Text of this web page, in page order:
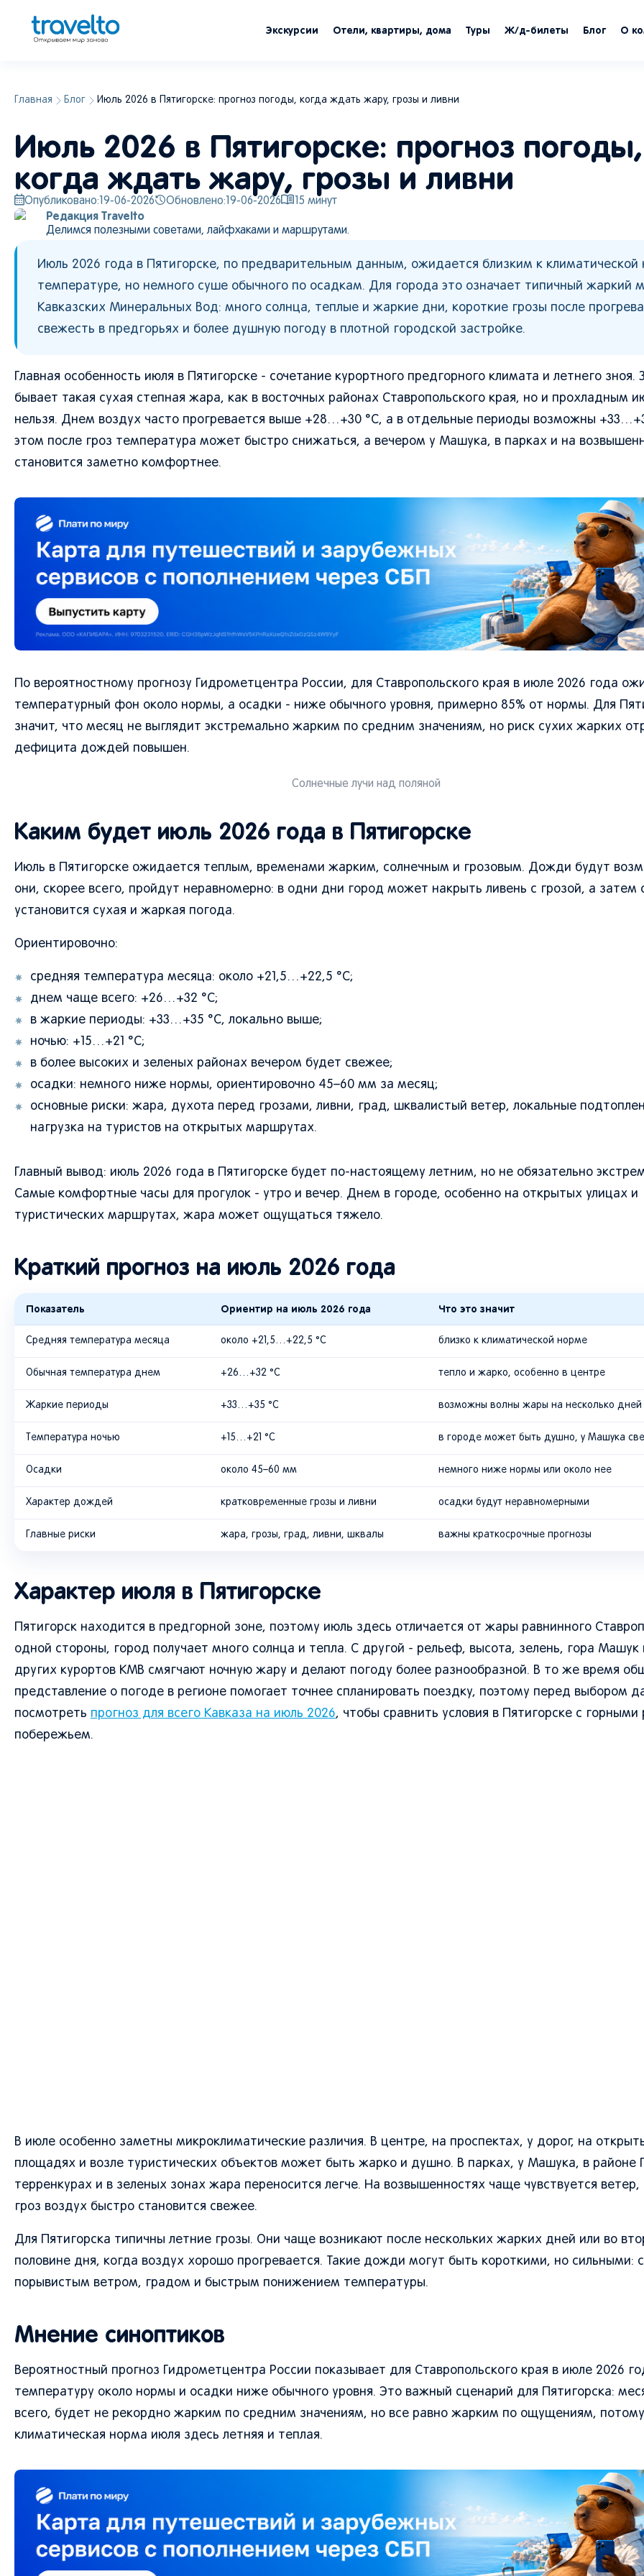
Экскурсии Отели, квартиры, дома Туры Ж/д-билеты Блог О
Главная Блог Июль 2026 в Пятигорске: прогноз погоды, когда ждать жару, грозы и ливни
Июль 2026 в Пятигорске: прогноз погоды,
когда ждать жару, грозы и ливни
Опубликовано: 19-06-2026 Обновлено: 19-06-2026 15 минут
Редакция Travelto
Делимся полезными советами, лайфхаками и маршрутами.
Июль 2026 года в Пятигорске, по предварительным данным, ожидается близким к климатической
температуре, но немного суше обычного по осадкам. Для города это означает типичный жаркий
Кавказских Минеральных Вод: много солнца, теплые и жаркие дни, короткие грозы после
свежесть в предгорьях и более душную погоду в плотной городской застройке.
Главная особенность июля в Пятигорске - сочетание курортного предгорного климата и летнего зноя.
бывает такая сухая степная жара, как в восточных районах Ставропольского края, но и прохладным
нельзя. Днем воздух часто прогревается выше +28…+30 °C, а в отдельные периоды возможны
этом после гроз температура может быстро снижаться, а вечером у Машука, в парках и на
становится заметно комфортнее.
По вероятностному прогнозу Гидрометцентра России, для Ставропольского края в июле 2026 года
температурный фон около нормы, а осадки - ниже обычного уровня, примерно 85% от нормы. Для
значит, что месяц не выглядит экстремально жарким по средним значениям, но риск сухих жарких
дефицита дождей повышен.
Солнечные лучи над поляной
Каким будет июль 2026 года в Пятигорске
Июль в Пятигорске ожидается теплым, временами жарким, солнечным и грозовым. Дожди будут
они, скорее всего, пройдут неравномерно: в одни дни город может накрыть ливень с грозой, а затем
установится сухая и жаркая погода.
Ориентировочно:
средняя температура месяца: около +21,5…+22,5 °C;
днем чаще всего: +26…+32 °C;
в жаркие периоды: +33…+35 °C, локально выше;
ночью: +15…+21 °C;
в более высоких и зеленых районах вечером будет свежее;
осадки: немного ниже нормы, ориентировочно 45–60 мм за месяц;
основные риски: жара, духота перед грозами, ливни, град, шквалистый ветер, локальные
нагрузка на туристов на открытых маршрутах.
Главный вывод: июль 2026 года в Пятигорске будет по-настоящему летним, но не обязательно
Самые комфортные часы для прогулок - утро и вечер. Днем в городе, особенно на открытых улицах и
туристических маршрутах, жара может ощущаться тяжело.
Краткий прогноз на июль 2026 года
Показатель Ориентир на июль 2026 года Что это значит
Средняя температура месяца около +21,5…+22,5 °C близко к климатической норме
Обычная температура днем +26…+32 °C тепло и жарко, особенно в центре
Жаркие периоды +33…+35 °C возможны волны жары на несколько дней
Температура ночью +15…+21 °C в городе может быть душно, у Машука
Осадки около 45–60 мм немного ниже нормы или около нее
Характер дождей кратковременные грозы и ливни осадки будут неравномерными
Главные риски жара, грозы, град, ливни, шквалы важны краткосрочные прогнозы
Характер июля в Пятигорске
Пятигорск находится в предгорной зоне, поэтому июль здесь отличается от жары равнинного
одной стороны, город получает много солнца и тепла. С другой - рельеф, высота, зелень, гора Машук
других курортов КМВ смягчают ночную жару и делают погоду более разнообразной. В то же время
представление о погоде в регионе помогает точнее спланировать поездку, поэтому перед выбором
посмотреть прогноз для всего Кавказа на июль 2026, чтобы сравнить условия в Пятигорске с
побережьем.
В июле особенно заметны микроклиматические различия. В центре, на проспектах, у дорог, на
площадях и возле туристических объектов может быть жарко и душно. В парках, у Машука, в районе
терренкурах и в зеленых зонах жара переносится легче. На возвышенностях чаще чувствуется ветер,
гроз воздух быстро становится свежее.
Для Пятигорска типичны летние грозы. Они чаще возникают после нескольких жарких дней или во
половине дня, когда воздух хорошо прогревается. Такие дожди могут быть короткими, но сильными:
порывистым ветром, градом и быстрым понижением температуры.
Мнение синоптиков
Вероятностный прогноз Гидрометцентра России показывает для Ставропольского края в июле 2026
температуру около нормы и осадки ниже обычного уровня. Это важный сценарий для Пятигорска:
всего, будет не рекордно жарким по средним значениям, но все равно жарким по ощущениям,
климатическая норма июля здесь летняя и теплая.